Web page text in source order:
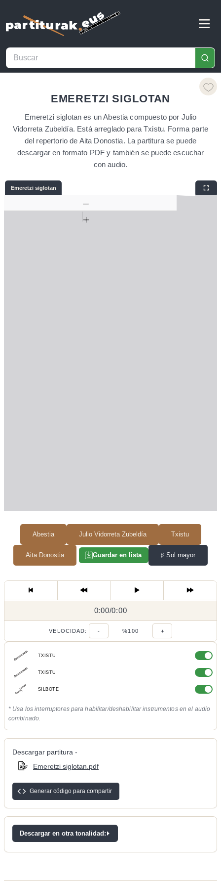
EMERETZI SIGLOTAN
Abestia Julio Vidorreta Zubeldía Txistu
Aita Donostia Guardar en lista ♯ Sol mayor
Emeretzi siglotan es un Abestia compuesto por Julio
Vidorreta Zubeldía. Está arreglado para Txistu. Forma parte
del repertorio de Aita Donostia. La partitura se puede
descargar en formato PDF y también se puede escuchar
con audio.
0:00/
0:00/0:00
VELOCIDAD: - %100 +
TXISTU
TXISTU
SILBOTE
* Usa los interruptores para habilitar/deshabilitar instrumentos en el audio
combinado.
Descargar partitura -
Emeretzi siglotan.pdf
Generar código para compartir
Descargar en otra tonalidad:
Emeretzi siglotan